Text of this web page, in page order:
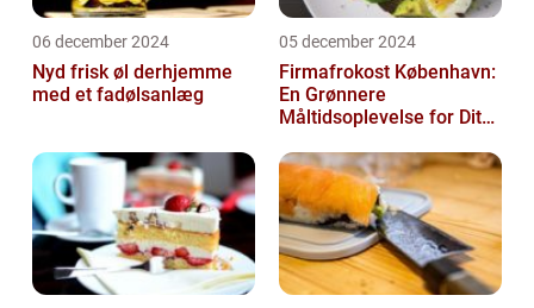
06 december 2024
Nyd frisk øl derhjemme
med et fadølsanlæg
05 december 2024
Firmafrokost København:
En Grønnere
Måltidsoplevelse for Dit